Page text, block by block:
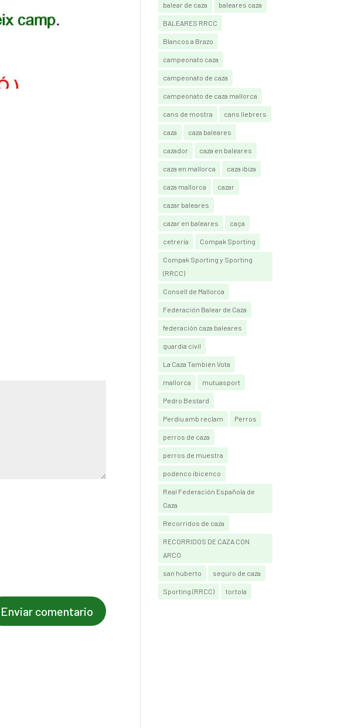
balear de caza baleares caza
BALEARES RRCC
Blancos a Brazo
campeonato caza
campeonato de caza
campeonato de caza mallorca
cans de mostra cans llebrers
caza caza baleares
cazador caza en baleares
caza en mallorca caza ibiza
caza mallorca cazar
cazar baleares
cazar en baleares caça
cetrería Compak Sporting
Compak Sporting y Sporting
(RRCC)
Consell de Mallorca
Federación Balear de Caza
federación caza baleares
guardia civil
La Caza También Vota
mallorca mutuasport
Pedro Bestard
Perdiu amb reclam Perros
perros de caza
perros de muestra
podenco ibicenco
Real Federación Española de
Caza
Recorridos de caza
RECORRIDOS DE CAZA CON
ARCO
san huberto seguro de caza
Sporting (RRCC) tortola